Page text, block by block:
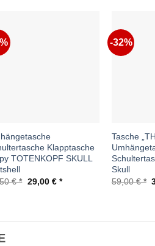
Klapptasche
TOTENKOPF SKULL
€
Ursprünglicher
29,00 € Aktueller
-32%
Tasche
Skull
59,00€